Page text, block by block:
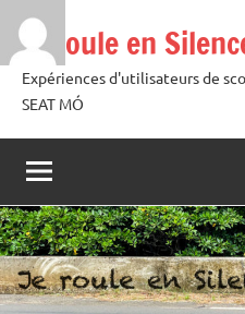
Aller
contenu
Je roule en
Expériences d'utilisateurs de
SEAT MÓ